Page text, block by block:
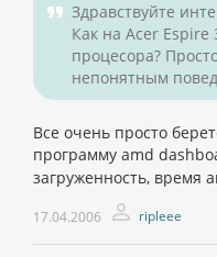
Здравствуйте
Как на Acer Espire
процесора?
непонятным
Все очень просто
программу amd
загруженность, время
17.04.2006 ripleee